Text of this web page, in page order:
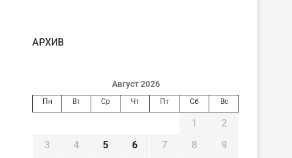
AРХИВ
Август 2026
Пн Вт Ср Чт Пт Сб Вс
1
2
3
4 5 6 7 8
9